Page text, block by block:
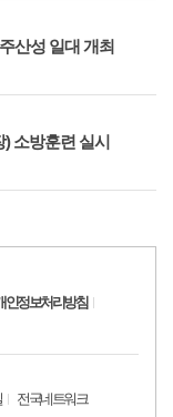
산성 일대 개최
소방훈련 실시
인정보처리방침
전국네트워크